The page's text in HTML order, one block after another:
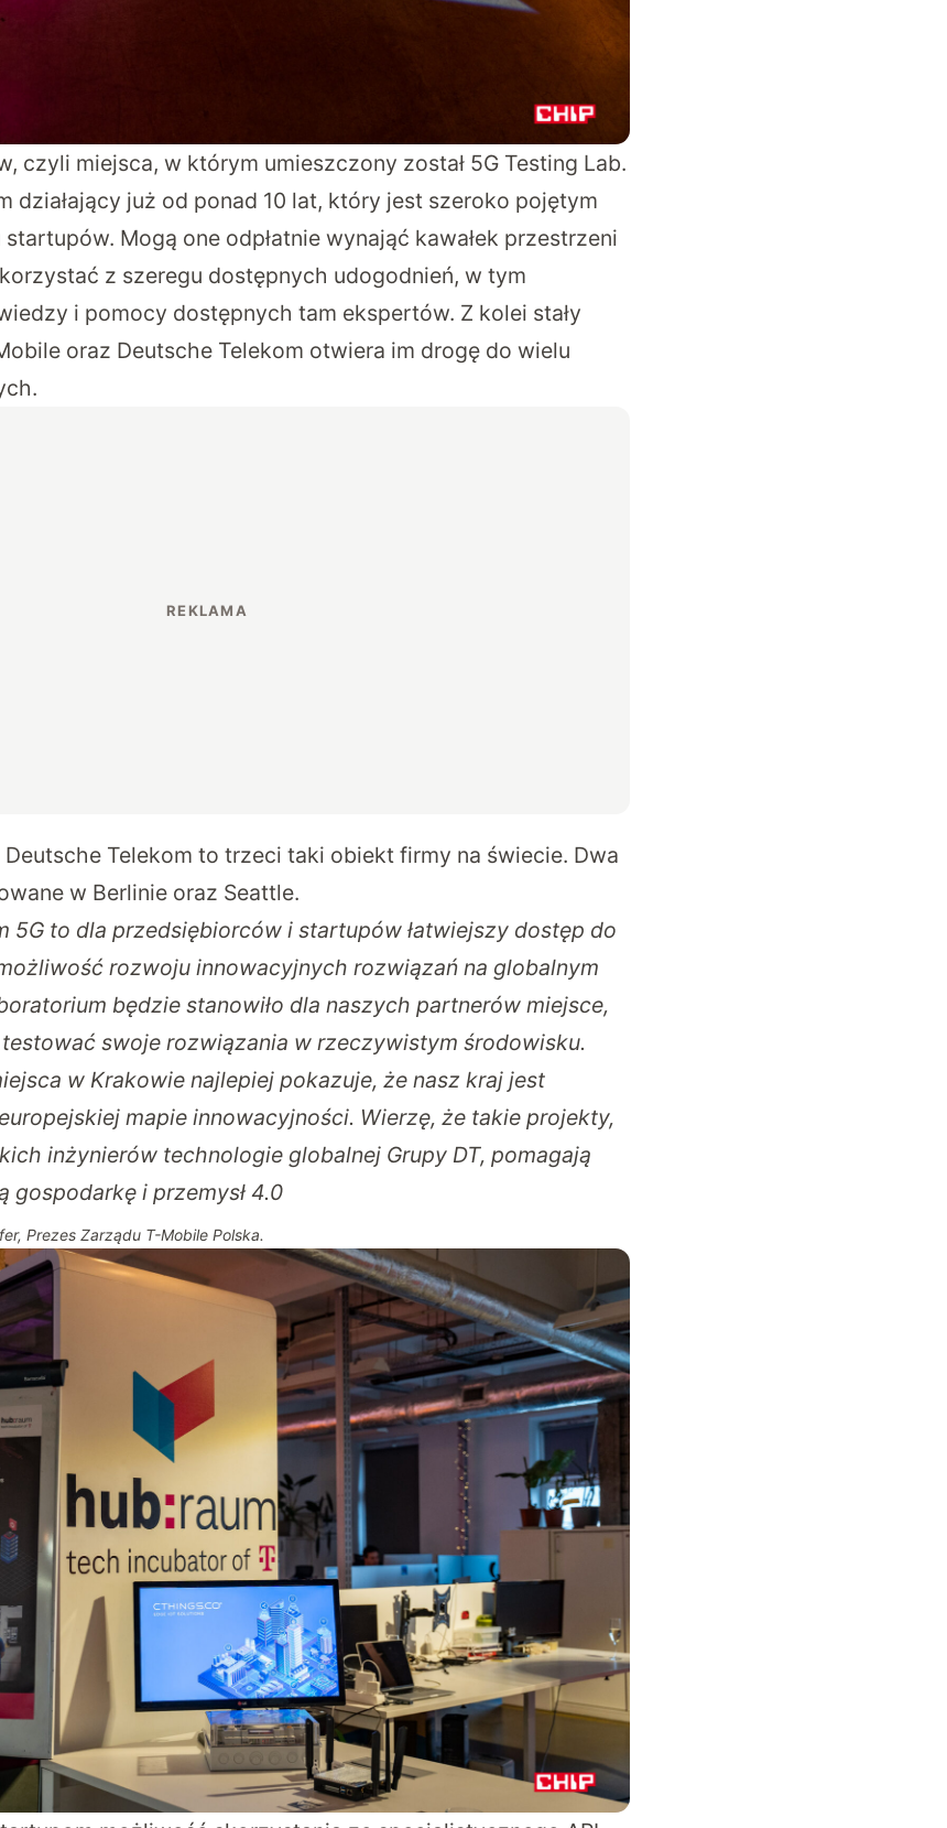
czyli miejsca, w którym umieszczony został 5G Testing Lab.
działający już od ponad 10 lat, który jest szeroko pojętym
Mogą one odpłatnie wynająć kawałek przestrzeni
z szeregu dostępnych udogodnień, w tym
i pomocy dostępnych tam ekspertów. Z kolei stały
oraz Deutsche Telekom otwiera im drogę do wielu
Telekom to trzeci taki obiekt firmy na świecie. Dwa
w Berlinie oraz Seattle.
5G to dla przedsiębiorców i startupów łatwiejszy dostęp do
rozwoju innowacyjnych rozwiązań na globalnym
będzie stanowiło dla naszych partnerów miejsce,
swoje rozwiązania w rzeczywistym środowisku.
w Krakowie najlepiej pokazuje, że nasz kraj jest
mapie innowacyjności. Wierzę, że takie projekty,
inżynierów technologie globalnej Grupy DT, pomagają
gospodarkę i przemysł 4.0
Prezes Zarządu T-Mobile Polska.